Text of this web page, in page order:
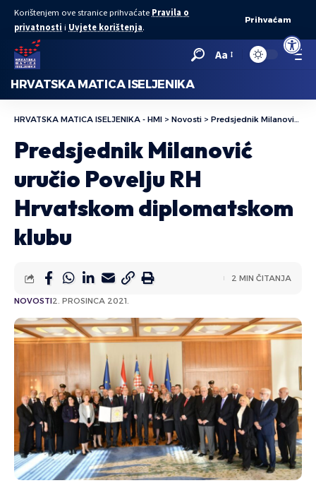
Open
Korištenjem ove stranice prihvaćate Pravila o
privatnosti i Uvjete korištenja.
Prihvaćam
Aa
HRVATSKA MATICA ISELJENIKA
HRVATSKA MATICA ISELJENIKA - HMI > Novosti > Predsjednik Milanović uručio Povelju RH Hrvatskom diplomatskom klubu
Predsjednik Milanović
uručio Povelju RH
Hrvatskom diplomatskom
klubu
NOVOSTI2. PROSINCA 2021.
2 MIN ČITANJA